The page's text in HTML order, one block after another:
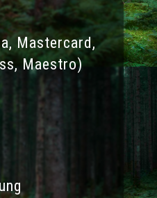
Mastercard,
Maestro)